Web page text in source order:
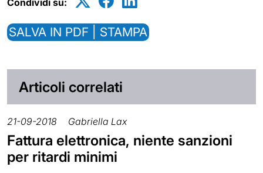
Condividi su:
SALVA IN PDF | STAMPA
Articoli correlati
21-09-2018 Gabriella Lax
Fattura elettronica, niente sanzioni
per ritardi minimi